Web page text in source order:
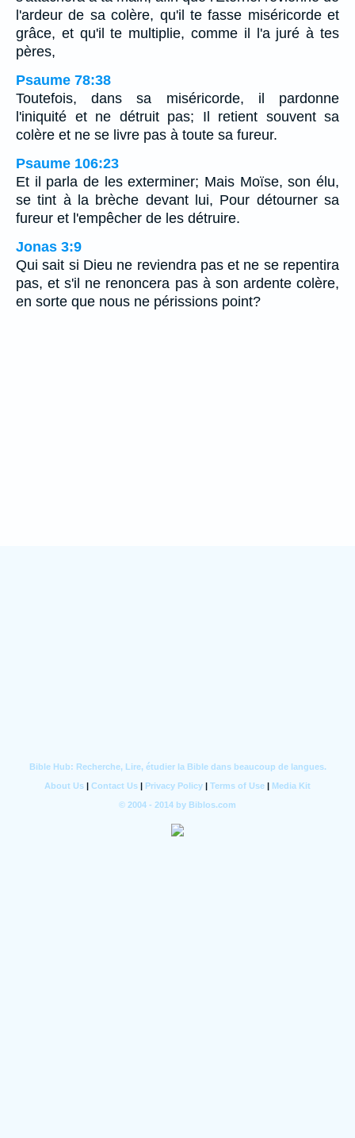
l'ardeur de sa colère, qu'il te fasse miséricorde et
grâce, et qu'il te multiplie, comme il l'a juré à tes
pères,
Psaume 78:38
Toutefois, dans sa miséricorde, il pardonne
l'iniquité et ne détruit pas; Il retient souvent sa
colère et ne se livre pas à toute sa fureur.
Psaume 106:23
Et il parla de les exterminer; Mais Moïse, son élu,
se tint à la brèche devant lui, Pour détourner sa
fureur et l'empêcher de les détruire.
Jonas 3:9
Qui sait si Dieu ne reviendra pas et ne se repentira
pas, et s'il ne renoncera pas à son ardente colère,
en sorte que nous ne périssions point?